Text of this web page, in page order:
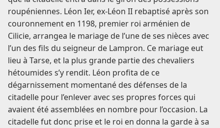
roupéniennes. Léon Ier, ex-Léon II rebaptisé après son
couronnement en 1198, premier roi arménien de
Cilicie, arrangea le mariage de l’une de ses nièces avec
l’un des fils du seigneur de Lampron. Ce mariage eut
lieu à Tarse, et la plus grande partie des chevaliers
hétoumides s’y rendit. Léon profita de ce
dégarnissement momentané des défenses de la
citadelle pour l’enlever avec ses propres forces qui
avaient été assemblées en nombre pour l’occasion. La
citadelle fut donc prise et le roi en donna la garde à sa